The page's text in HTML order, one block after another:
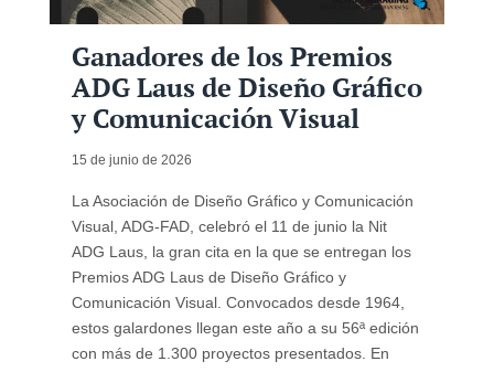
Ganadores de los Premios
ADG Laus de Diseño Gráfico
y Comunicación Visual
15 de junio de 2026
La Asociación de Diseño Gráfico y Comunicación
Visual, ADG-FAD, celebró el 11 de junio la Nit
ADG Laus, la gran cita en la que se entregan los
Premios ADG Laus de Diseño Gráfico y
Comunicación Visual. Convocados desde 1964,
estos galardones llegan este año a su 56ª edición
con más de 1.300 proyectos presentados. En